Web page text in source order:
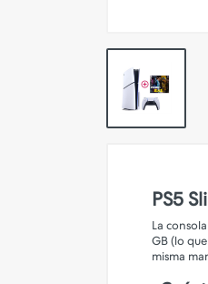
Notebooks
Perifericos PC
2X1 DIGITALES
Accesorios
Camara de
PS5
La
GB (lo
misma